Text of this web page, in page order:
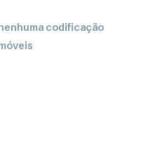
codificação